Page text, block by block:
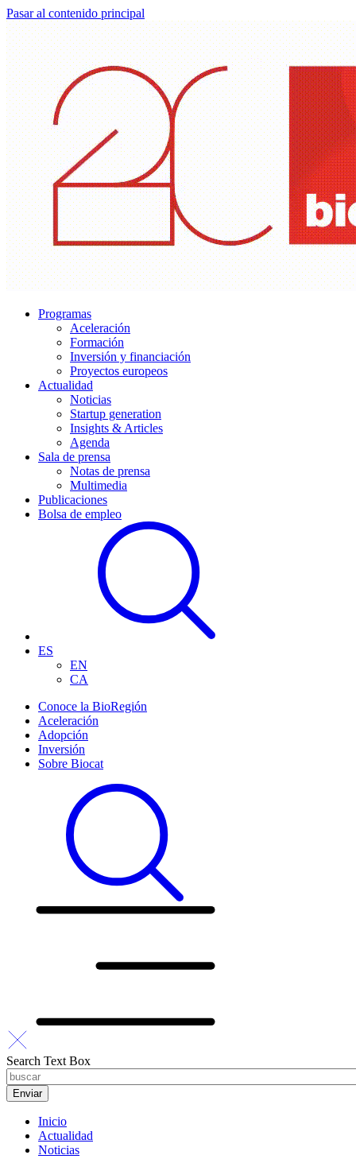
Pasar al contenido principal
Programas
Aceleración
Formación
Inversión y financiación
Proyectos europeos
Actualidad
Noticias
Startup generation
Insights & Articles
Agenda
Sala de prensa
Notas de prensa
Multimedia
Publicaciones
Bolsa de empleo
ES
EN
CA
Conoce la BioRegión
Aceleración
Adopción
Inversión
Sobre Biocat
Search Text Box
Inicio
Actualidad
Noticias